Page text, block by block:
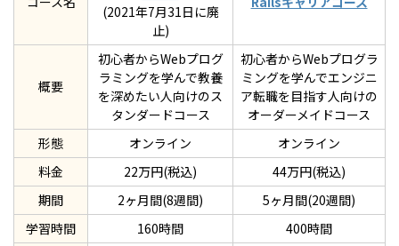
(2021年7月31日に廃
止)
概要
初心者からWebプログ
ラミングを学んで教養
を深めたい人向けのス
タンダードコース
初心者からWebプログラ
ミングを学んでエンジニ
ア転職を目指す人向けの
オーダーメイドコース
形態
オンライン
オンライン
料金
22万円(税込)
44万円(税込)
期間
2ヶ月間(8週間)
5ヶ月間(20週間)
学習時間
160時間 400時間